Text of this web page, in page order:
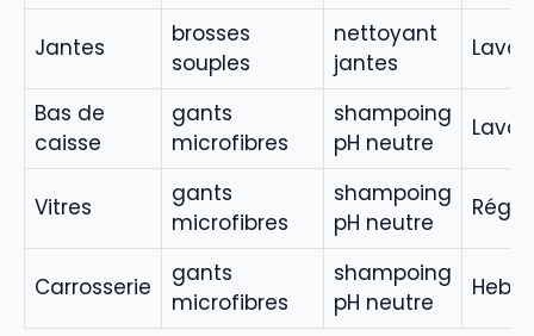
Jantes
brosses
souples
nettoyant
jantes
Bas de
caisse
gants
microfibres
shampoing
pH neutre
Vitres
gants
microfibres
shampoing
pH neutre
Carrosserie
gants
microfibres
shampoing
pH neutre